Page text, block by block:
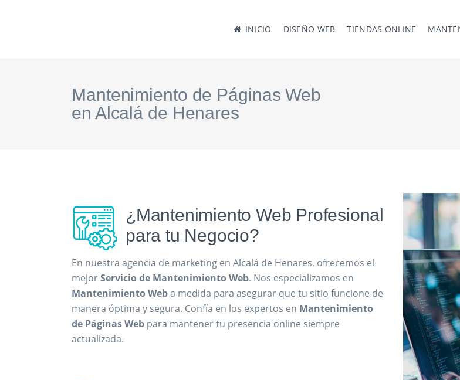
INICIO DISEÑO WEB TIENDAS ONLINE
Mantenimiento de Páginas Web
en Alcalá de Henares
¿Mantenimiento Web Profesional
para tu Negocio?
En nuestra agencia de marketing en Alcalá de Henares, ofrecemos el
mejorServicio de Mantenimiento Web. Nos especializamos en
Mantenimiento Weba medida para asegurar que tu sitio funcione de
manera óptima y segura. Confía en los expertos en Mantenimiento
de Páginas Web para mantener tu presencia online siempre
actualizada.